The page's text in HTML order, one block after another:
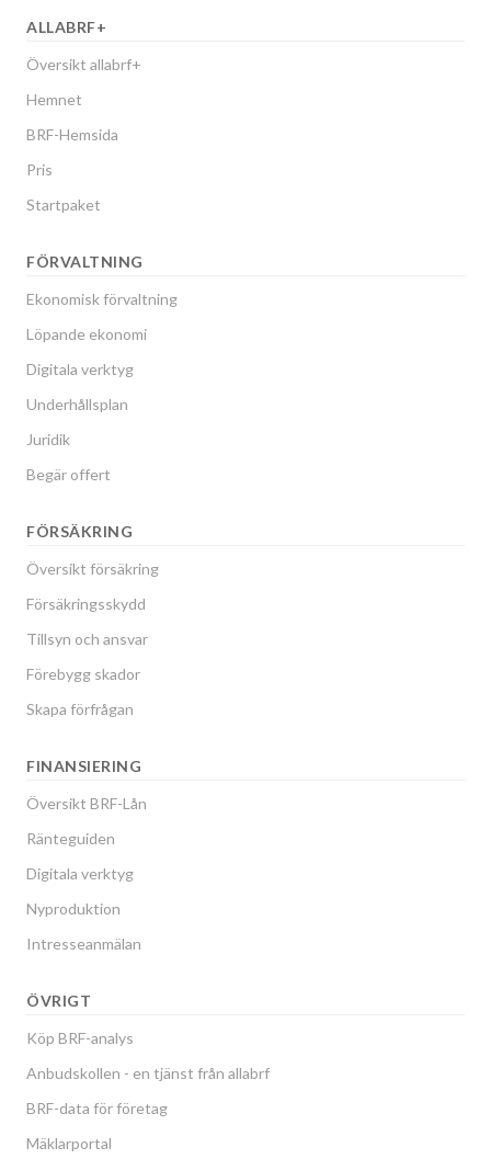
ALLABRF+
Översikt allabrf+
Hemnet
BRF-Hemsida
Pris
Startpaket
FÖRVALTNING
Ekonomisk förvaltning
Löpande ekonomi
Digitala verktyg
Underhållsplan
Juridik
Begär offert
FÖRSÄKRING
Översikt försäkring
Försäkringsskydd
Tillsyn och ansvar
Förebygg skador
Skapa förfrågan
FINANSIERING
Översikt BRF-Lån
Ränteguiden
Digitala verktyg
Nyproduktion
Intresseanmälan
ÖVRIGT
Köp BRF-analys
Anbudskollen - en tjänst från allabrf
BRF-data för företag
Mäklarportal